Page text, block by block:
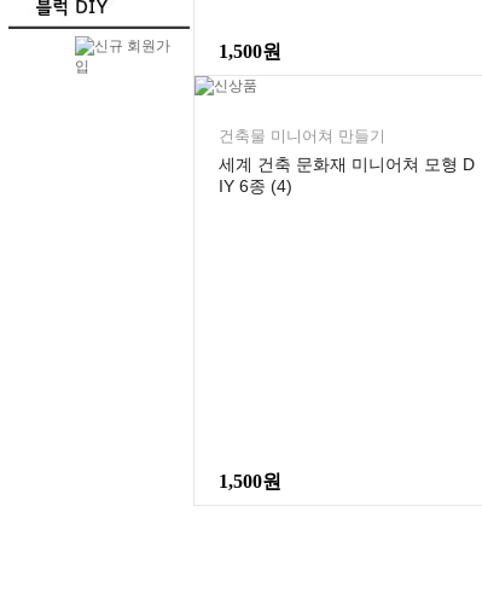
1,500원
건축물 미니어쳐 만들기
세계 건축 문화재 미니어쳐 모형 D
IY 6종 (4)
1,500원